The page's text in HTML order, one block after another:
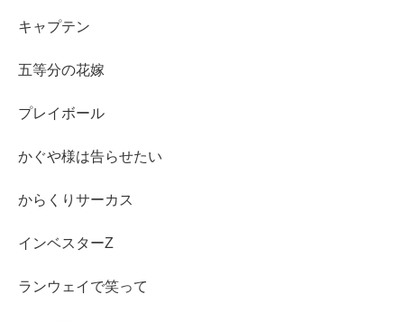
キャプテン
五等分の花嫁
プレイボール
かぐや様は告らせたい
からくりサーカス
インベスターZ
ランウェイで笑って